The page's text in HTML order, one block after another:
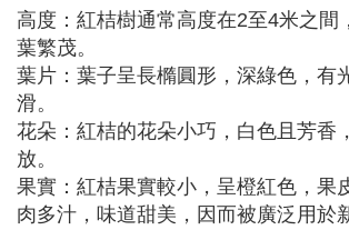
高度：紅桔樹通常高度在2至4米之間
葉繁茂。
葉片：葉子呈長橢圓形，深綠色，有
滑。
花朵：紅桔的花朵小巧，白色且芳香
放。
果實：紅桔果實較小，呈橙紅色，果
肉多汁，味道甜美，因而被廣泛用於